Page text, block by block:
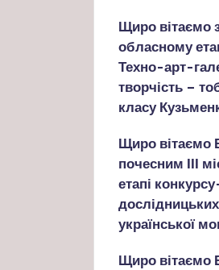
Щиро вітаємо
обласному
Техно-арт-
творчість –
класу
Щиро вітаємо
почесним ІІІ
етапі
української
Щиро вітаємо